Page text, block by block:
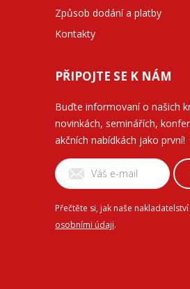
Způsob dodání a platby
Kontakty
PŘIPOJTE SE K NÁM
Buďte informovaní o našich
novinkách, seminářích,
akčních nabídkách jako první!
Přečtěte si, jak naše
osobními údaji.